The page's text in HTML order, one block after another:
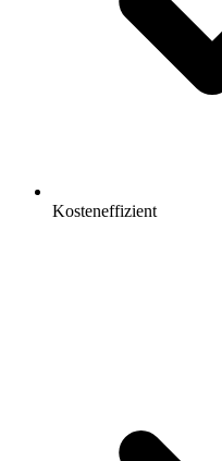
Kosteneffizient